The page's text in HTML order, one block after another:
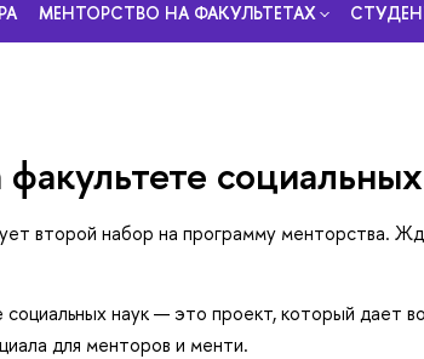
МЕНТОРСТВО НА ФАКУЛЬТЕТАХ
второй набор на программу менторства.
наук — это проект, который дает
для менторов и менти.